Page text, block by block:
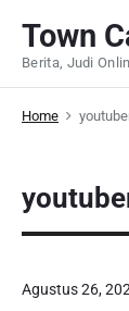
p
Town
Berita, Judi
Home
Agustus 26,